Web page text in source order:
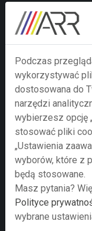
Przesyłając
przetwarzanie
zawartych przez
Podczas
wykorzystywać
dostosowana do
narzędzi
wybierzesz opcję
stosować pliki
„Ustawienia
wyborów, które z
będą stosowane.
Masz pytania?
Polityce
wybrane